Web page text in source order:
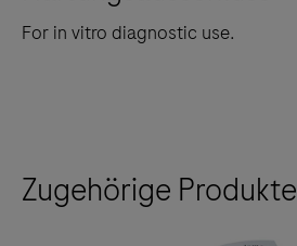
For in vitro diagnostic use.
Zugehörige Produkte